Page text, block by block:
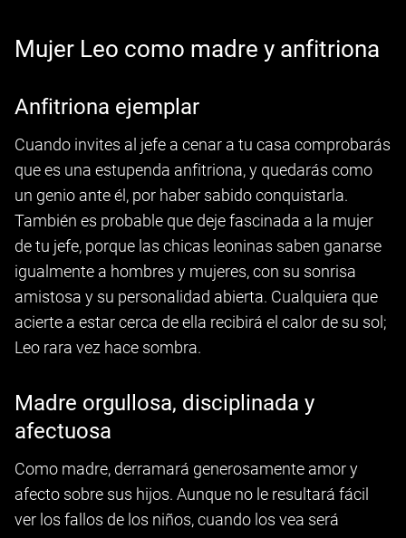
Mujer Leo como madre y anfitriona
Anfitriona ejemplar
Cuando invites al jefe a cenar a tu casa comprobarás
que es una estupenda anfitriona, y quedarás como
un genio ante él, por haber sabido conquistarla.
También es probable que deje fascinada a la mujer
de tu jefe, porque las chicas leoninas saben ganarse
igualmente a hombres y mujeres, con su sonrisa
amistosa y su personalidad abierta. Cualquiera que
acierte a estar cerca de ella recibirá el calor de su sol;
Leo rara vez hace sombra.
Madre orgullosa, disciplinada y
afectuosa
Como madre, derramará generosamente amor y
afecto sobre sus hijos. Aunque no le resultará fácil
ver los fallos de los niños, cuando los vea será